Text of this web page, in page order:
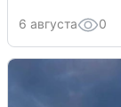
6 августа 0